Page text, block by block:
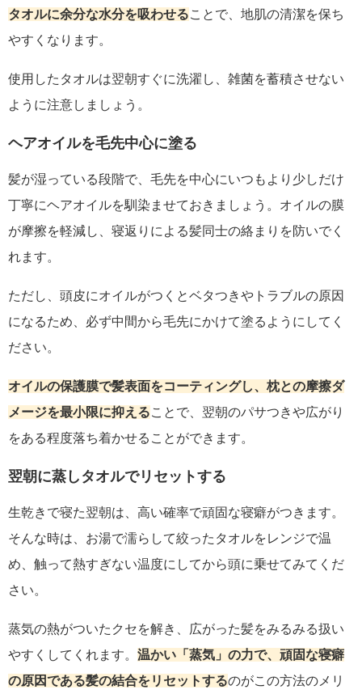
タオルに余分な水分を吸わせることで、地肌の清潔を保ち
やすくなります。
使用したタオルは翌朝すぐに洗濯し、雑菌を蓄積させない
ように注意しましょう。
ヘアオイルを毛先中心に塗る
髪が湿っている段階で、毛先を中心にいつもより少しだけ
丁寧にヘアオイルを馴染ませておきましょう。オイルの膜
が摩擦を軽減し、寝返りによる髪同士の絡まりを防いでく
れます。
ただし、頭皮にオイルがつくとベタつきやトラブルの原因
になるため、必ず中間から毛先にかけて塗るようにしてく
ださい。
オイルの保護膜で髪表面をコーティングし、枕との摩擦ダ
メージを最小限に抑えることで、翌朝のパサつきや広がり
をある程度落ち着かせることができます。
翌朝に蒸しタオルでリセットする
生乾きで寝た翌朝は、高い確率で頑固な寝癖がつきます。
そんな時は、お湯で濡らして絞ったタオルをレンジで温
め、触って熱すぎない温度にしてから頭に乗せてみてくだ
さい。
蒸気の熱がついたクセを解き、広がった髪をみるみる扱い
やすくしてくれます。 温かい「蒸気」の力で、頑固な寝癖
の原因である髪の結合をリセットするのがこの方法のメリ